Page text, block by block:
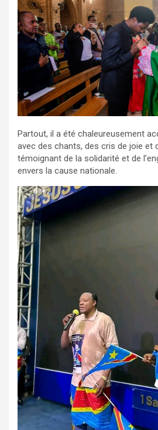
Partout, il a été chaleureusement
avec des chants, des cris de joie et
témoignant de la solidarité et de
envers la cause nationale.